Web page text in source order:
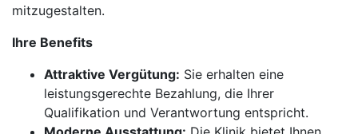
mitzugestalten.
Ihre Benefits
Attraktive Vergütung: Sie erhalten eine
leistungsgerechte Bezahlung, die Ihrer
Qualifikation und Verantwortung entspricht.